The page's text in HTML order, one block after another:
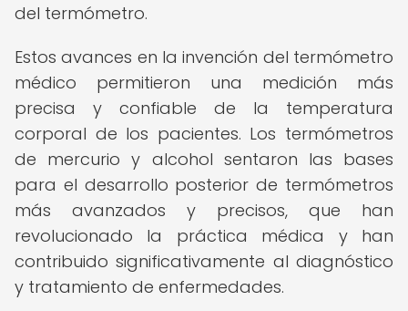
del termómetro.
Estos avances en la invención del termómetro
médico permitieron una medición más
precisa y confiable de la temperatura
corporal de los pacientes. Los termómetros
de mercurio y alcohol sentaron las bases
para el desarrollo posterior de termómetros
más avanzados y precisos, que han
revolucionado la práctica médica y han
contribuido significativamente al diagnóstico
y tratamiento de enfermedades.